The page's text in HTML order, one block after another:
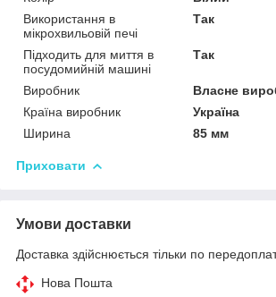
Використання в
мікрохвильовій печі
Так
Підходить для миття в
посудомийній машині
Так
Виробник
Власне
Країна виробник
Україна
Ширина
85 мм
Приховати
Умови доставки
Доставка здійснюється тільки по
Нова Пошта